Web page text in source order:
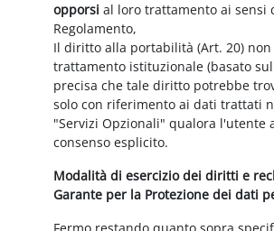
opporsi al loro trattamento ai sensi
Regolamento,
Il diritto alla portabilità (Art. 20)
trattamento istituzionale (basato
precisa che tale diritto potrebbe
solo con riferimento ai dati trattati
"Servizi Opzionali" qualora l'utente
consenso esplicito.
Modalità di esercizio dei diritti e
Garante per la Protezione dei dati